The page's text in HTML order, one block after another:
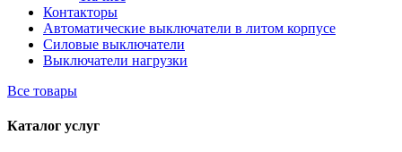
Контакторы
Автоматические выключатели в литом корпусе
Силовые выключатели
Выключатели нагрузки
Все товары
Каталог услуг